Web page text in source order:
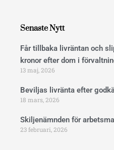
k
i
n
Senaste Nytt
Får tillbaka livräntan och
kronor efter dom i
13 maj, 2026
Beviljas livränta efter
18 mars, 2026
Skiljenämnden för
23 februari, 2026